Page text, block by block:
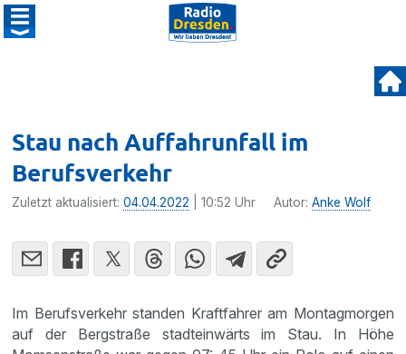
Stau nach Auffahrunfall im
Berufsverkehr
Zuletzt aktualisiert:04.04.2022 | 10:52 Uhr Autor:Anke Wolf
Im Berufsverkehr standen Kraftfahrer am Montagmorgen
auf der Bergstraße stadteinwärts im Stau. In Höhe